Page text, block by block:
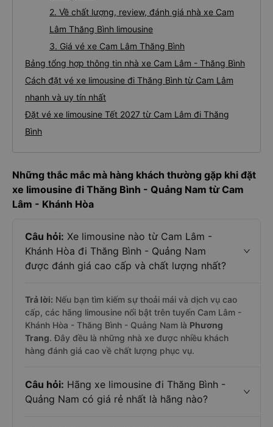
2. Về chất lượng, review, đánh giá nhà xe Cam
Lâm Thăng Bình limousine
3. Giá vé xe Cam Lâm Thăng Bình
Bảng tổng hợp thông tin nhà xe Cam Lâm - Thăng Bình
Cách đặt vé xe limousine đi Thăng Bình từ Cam Lâm
nhanh và uy tín nhất
Đặt vé xe limousine Tết 2027 từ Cam Lâm đi Thăng
Bình
Những thắc mắc mà hàng khách thường gặp khi đặt
xe limousine đi Thăng Bình - Quảng Nam từ Cam
Lâm - Khánh Hòa
Câu hỏi: Xe limousine nào từ Cam Lâm -
Khánh Hòa đi Thăng Bình - Quảng Nam
được đánh giá cao cấp và chất lượng nhất?
Trả lời: Nếu bạn tìm kiếm sự thoải mái và dịch vụ cao
cấp, các hãng limousine nổi bật trên tuyến Cam Lâm -
Khánh Hòa - Thăng Bình - Quảng Nam là Phương
Trang. Đây đều là những nhà xe được nhiều khách
hàng đánh giá cao về chất lượng phục vụ.
Câu hỏi: Hãng xe limousine đi Thăng Bình -
Quảng Nam có giá rẻ nhất là hãng nào?